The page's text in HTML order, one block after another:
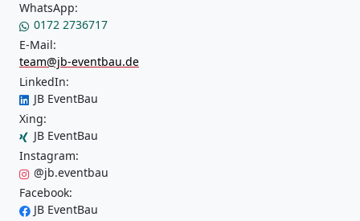
WhatsApp:
0172 2736717
E-Mail:
team@jb-eventbau.de
LinkedIn:
JB EventBau
Xing:
JB EventBau
Instagram:
@jb.eventbau
Facebook:
JB EventBau